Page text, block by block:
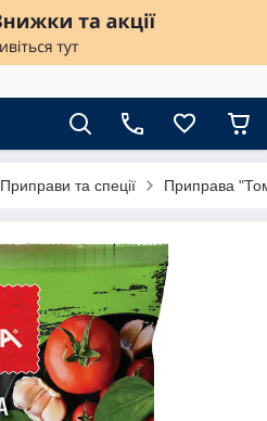
Приправи та спеції Приправа